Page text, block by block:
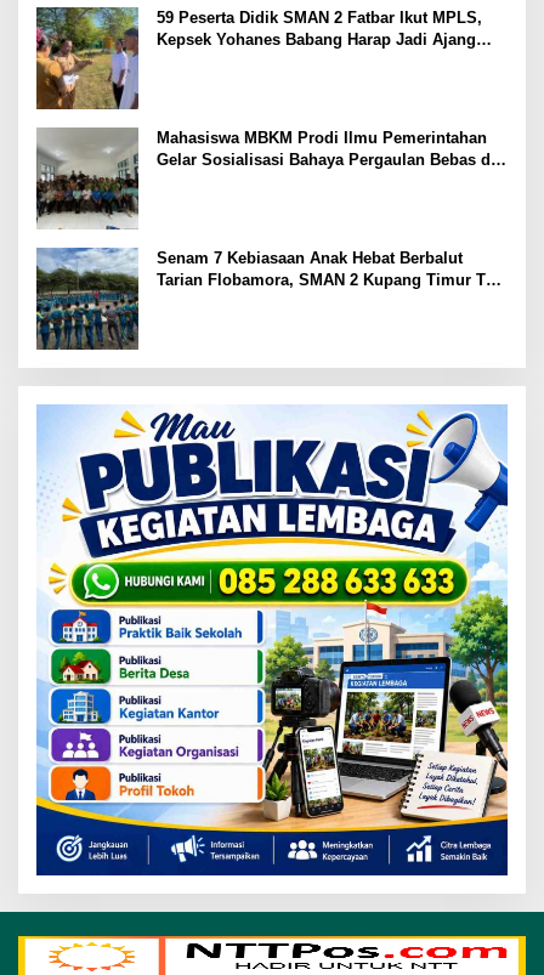
59 Peserta Didik SMAN 2 Fatbar Ikut MPLS,
Kepsek Yohanes Babang Harap Jadi Ajang
Mahasiswa MBKM Prodi Ilmu Pemerintahan
Gelar Sosialisasi Bahaya Pergaulan Bebas di
Senam 7 Kebiasaan Anak Hebat Berbalut
Tarian Flobamora, SMAN 2 Kupang Timur Tuai